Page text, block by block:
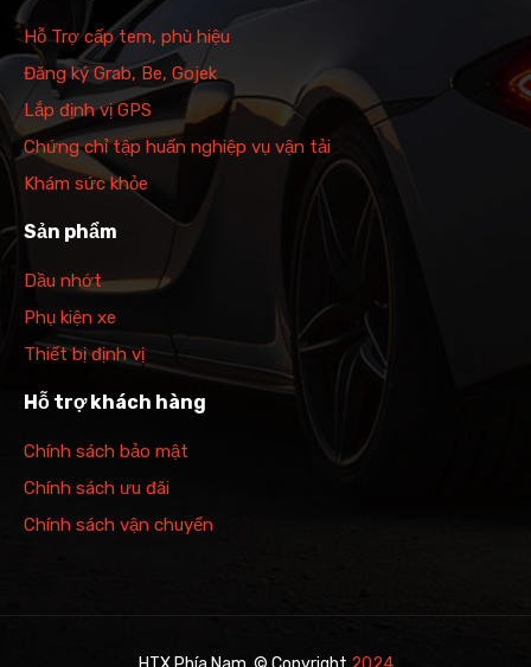
Hỗ Trợ cấp tem, phù hiệu
Đăng ký Grab, Be, Gojek
Lắp định vị GPS
Chứng chỉ tập huấn nghiệp vụ vận tải
Khám sức khỏe
Sản phẩm
Dầu nhớt
Phụ kiện xe
Thiết bị định vị
Hỗ trợ khách hàng
Chính sách bảo mật
Chính sách ưu đãi
Chính sách vận chuyển